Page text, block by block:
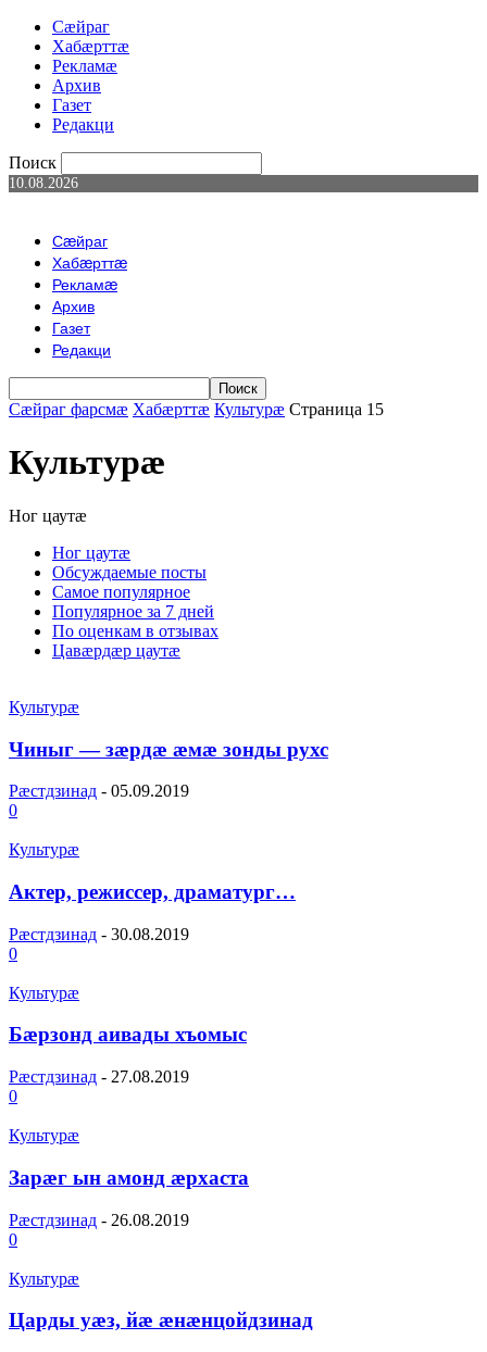
Сæйраг
Хабæрттæ
Рекламæ
Архив
Газет
Редакци
Поиск
10.08.2026
Сæйраг
Хабæрттæ
Рекламæ
Архив
Газет
Редакци
Сæйраг фарсмæ Хабæрттæ Культурæ Страница 15
Культурæ
Ног цаутæ
Ног цаутæ
Обсуждаемые посты
Самое популярное
Популярное за 7 дней
По оценкам в отзывах
Цавæрдæр цаутæ
Культурæ
Чиныг — зӕрдӕ ӕмӕ зонды рухс
Рæстдзинад - 05.09.2019
0
Культурæ
Актер, режиссер, драматург…
Рæстдзинад - 30.08.2019
0
Культурæ
Бӕрзонд аивады хъомыс
Рæстдзинад - 27.08.2019
0
Культурæ
Зарӕг ын амонд ӕрхаста
Рæстдзинад - 26.08.2019
0
Культурæ
Царды уӕз, йӕ ӕнӕнцойдзинад